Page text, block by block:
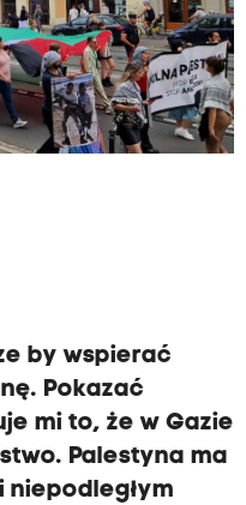
by wspierać
Pokazać
mi to, że w Gazie
Palestyna ma
niepodległym